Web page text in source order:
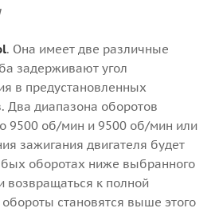
. Она имеет две различные
задерживают угол
в предустановленных
Два диапазона оборотов
9500 об/мин и 9500 об/мин или
зажигания двигателя будет
оборотах ниже выбранного
возвращаться к полной
становятся выше этого